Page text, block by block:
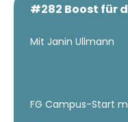
#282 Boost für
Mit Janin Ullmann
FG Campus-Start